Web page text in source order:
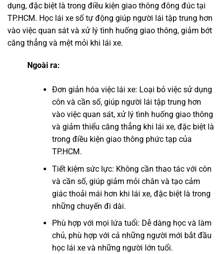
dụng, đặc biệt là trong điều kiện giao thông đông đúc tại
TP.HCM. Học lái xe số tự động giúp người lái tập trung hơn
vào việc quan sát và xử lý tình huống giao thông, giảm bớt
căng thẳng và mệt mỏi khi lái xe.
Ngoài ra:
Đơn giản hóa việc lái xe: Loại bỏ việc sử dụng
côn và cần số, giúp người lái tập trung hơn
vào việc quan sát, xử lý tình huống giao thông
và giảm thiểu căng thẳng khi lái xe, đặc biệt là
trong điều kiện giao thông phức tạp của
TP.HCM.
Tiết kiệm sức lực: Không cần thao tác với côn
và cần số, giúp giảm mỏi chân và tạo cảm
giác thoải mái hơn khi lái xe, đặc biệt là trong
những chuyến đi dài.
Phù hợp với mọi lứa tuổi: Dễ dàng học và làm
chủ, phù hợp với cả những người mới bắt đầu
học lái xe và những người lớn tuổi.